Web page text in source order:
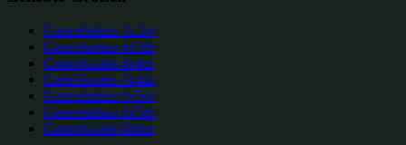
Gartenhütten 3x3m
Gartenhütten 4x3m
Gartenhütten 4x4m
Gartenhütten 5x4m
Gartenhütten 5x5m
Gartenhütten 6x5m
Gartenhütten 6x6m